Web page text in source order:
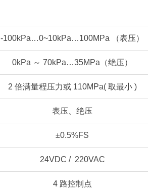
-100kPa…0~10kPa…100MPa （表压）
0kPa ～ 70kPa…35MPa（绝压）
2 倍满量程压力或 110MPa( 取最小 )
表压、绝压
±0.5%FS
24VDC / 220VAC
4 路控制点